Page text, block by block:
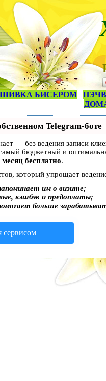
БИСЕРОМ
Telegram-боте
— без ведения записи
бюджетный и
бесплатно.
который упрощает
им о визите;
кэшбэк и предоплаты;
больше
сервисом